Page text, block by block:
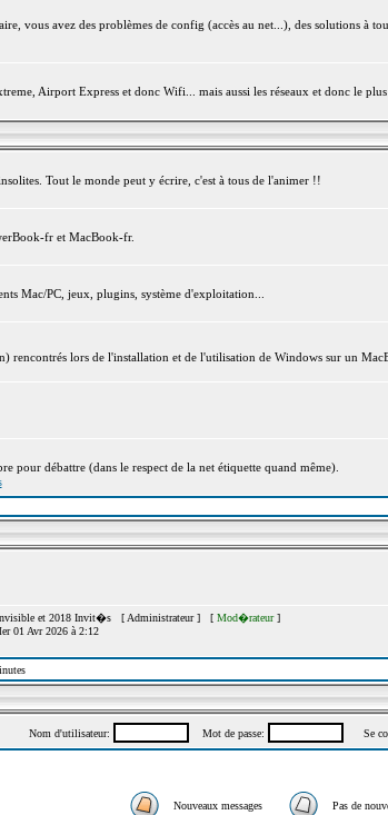
vous avez des problèmes de config (accès au net...), des solutions à
Airport Express et donc Wifi... mais aussi les réseaux et donc le plus
Tout le monde peut y écrire, c'est à tous de l'animer !!
fr et MacBook-fr.
Mac/PC, jeux, plugins, système d'exploitation...
rencontrés lors de l'installation et de l'utilisation de Windows sur un
pour débattre (dans le respect de la net étiquette quand même).
et 2018 Invit�s [ Administrateur] [ Mod�rateur]
01 Avr 2026 à 2:12
Nom d'utilisateur: Mot de passe: Se
Nouveaux messages Pas de